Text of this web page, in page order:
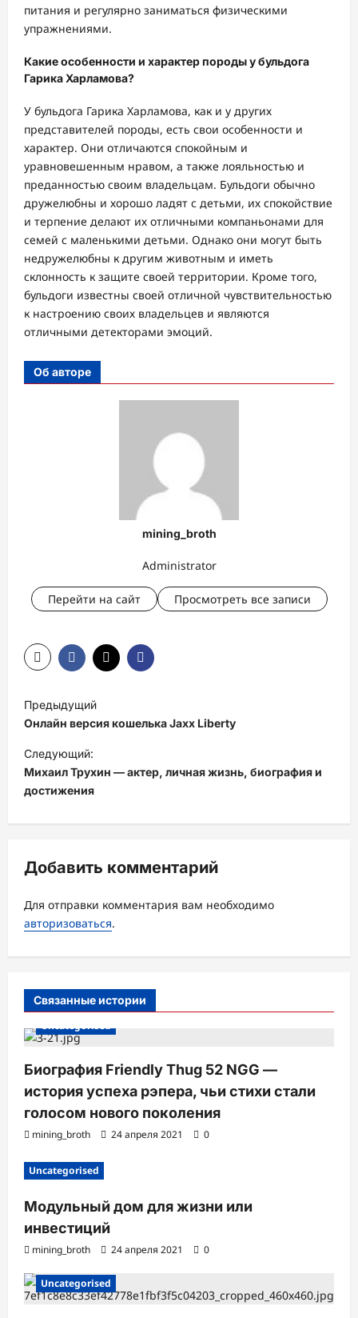
питания и регулярно заниматься физическими
упражнениями.
Какие особенности и характер породы у бульдога
Гарика Харламова?
У бульдога Гарика Харламова, как и у других
представителей породы, есть свои особенности и
характер. Они отличаются спокойным и
уравновешенным нравом, а также лояльностью и
преданностью своим владельцам. Бульдоги обычно
дружелюбны и хорошо ладят с детьми, их спокойствие
и терпение делают их отличными компаньонами для
семей с маленькими детьми. Однако они могут быть
недружелюбны к другим животным и иметь
склонность к защите своей территории. Кроме того,
бульдоги известны своей отличной чувствительностью
к настроению своих владельцев и являются
отличными детекторами эмоций.
Об авторе
mining_broth
Administrator
Перейти на сайт Просмотреть все записи
Н
а
в
и
г
а
и
з
и
с
и
Предыдущий
Онлайн версия кошелька Jaxx Liberty
Следующий:
Михаил Трухин — актер, личная жизнь, биография и
достижения
Добавить комментарий
Для отправки комментария вам необходимо
авторизоваться.
Связанные истории
Uncategorised
Биография Friendly Thug 52 NGG —
история успеха рэпера, чьи стихи стали
голосом нового поколения
mining_broth 24 апреля 2021 0
Uncategorised
Модульный дом для жизни или
инвестиций
mining_broth 24 апреля 2021 0
Uncategorised